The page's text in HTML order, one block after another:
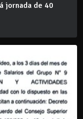
jornada de 40